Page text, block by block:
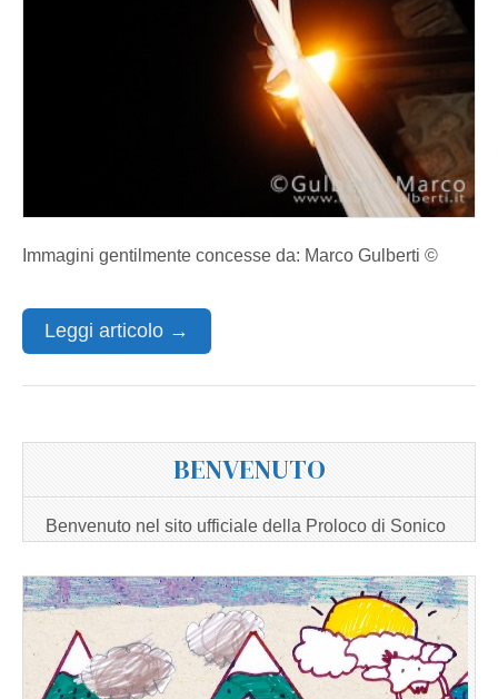
Immagini gentilmente concesse da: Marco Gulberti ©
Leggi articolo →
BENVENUTO
Benvenuto nel sito ufficiale della Proloco di Sonico